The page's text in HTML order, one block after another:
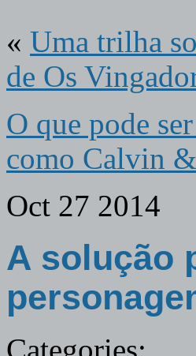
« Uma trilha
de Os
O que pode
como Calvin
Oct 27 2014
A solução
Categories: